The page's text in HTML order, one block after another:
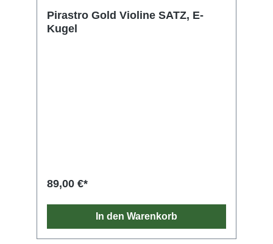
Pirastro Gold Violine SATZ, E-
Kugel
89,00 €*
In den Warenkorb